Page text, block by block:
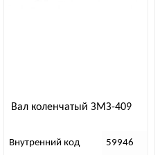
Вал коленчатый ЗМЗ-409
Внутренний код 59946